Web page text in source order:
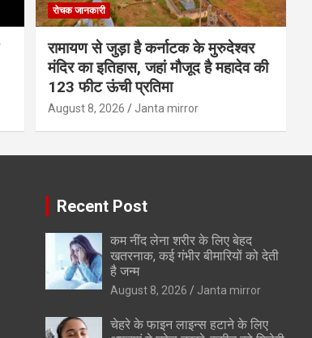
रोचक जानकारी
रामायण से जुड़ा है कर्नाटक के मुरुदेश्वर
मंदिर का इतिहास, जहां मौजूद है महादेव की
123 फीट ऊंची प्रतिमा
August 8, 2026 Janta mirror
Recent Post
कम नींद लेना शरीर के लिए बेहद
खतरनाक, कई गंभीर बीमारियों को देती
है जन्म
August 8, 2026 Janta mirror
चेहरे के फाइन लाइन्स हटाने के लिए